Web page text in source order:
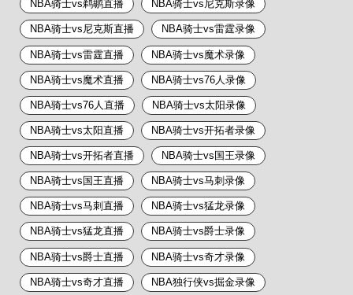
NBA骑士vs鹈鹕直播 NBA骑士vs尼克斯录像
NBA骑士vs尼克斯直播 NBA骑士vs雷霆录像
NBA骑士vs雷霆直播 NBA骑士vs魔术录像
NBA骑士vs魔术直播 NBA骑士vs76人录像
NBA骑士vs76人直播 NBA骑士vs太阳录像
NBA骑士vs太阳直播 NBA骑士vs开拓者录像
NBA骑士vs开拓者直播 NBA骑士vs国王录像
NBA骑士vs国王直播 NBA骑士vs马刺录像
NBA骑士vs马刺直播 NBA骑士vs猛龙录像
NBA骑士vs猛龙直播 NBA骑士vs爵士录像
NBA骑士vs爵士直播 NBA骑士vs奇才录像
NBA骑士vs奇才直播 NBA独行侠vs掘金录像